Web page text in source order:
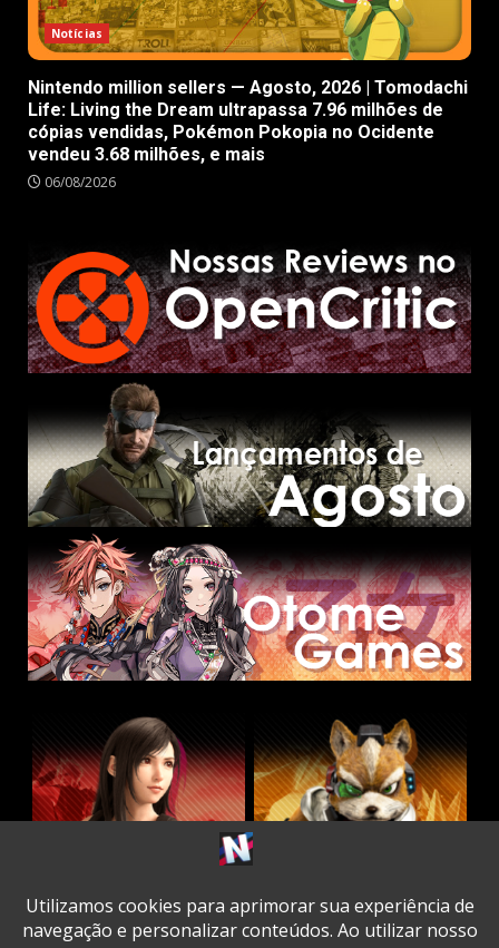
Notícias
Nintendo million sellers — Agosto, 2026 | Tomodachi
Life: Living the Dream ultrapassa 7.96 milhões de
cópias vendidas, Pokémon Pokopia no Ocidente
vendeu 3.68 milhões, e mais
06/08/2026